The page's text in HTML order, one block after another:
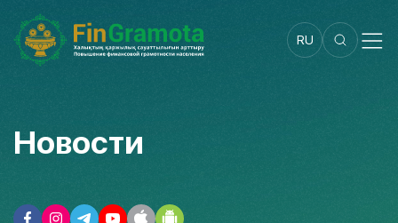
RU
Новости